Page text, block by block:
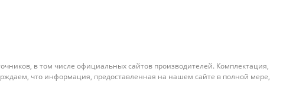
в том числе официальных сайтов производителей. Комплектация,
что информация, предоставленная на нашем сайте в полной мере,